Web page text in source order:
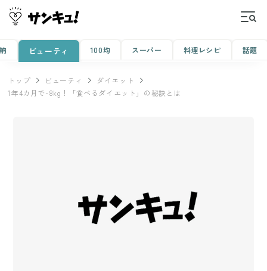
ビューティ 100均 スーパー 料理レシピ 話題
トップ ビューティ
ダイエット
1年4カ月で-8kg！「食べるダイエット」の秘訣とは